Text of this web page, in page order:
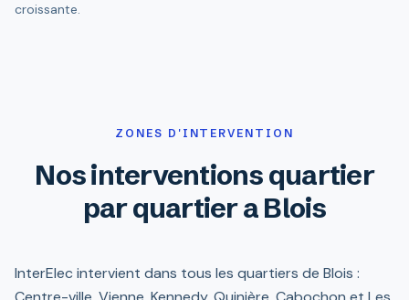
croissante.
ZONES D'INTERVENTION
Nos interventions quartier
par quartier a Blois
InterElec intervient dans tous les quartiers de Blois :